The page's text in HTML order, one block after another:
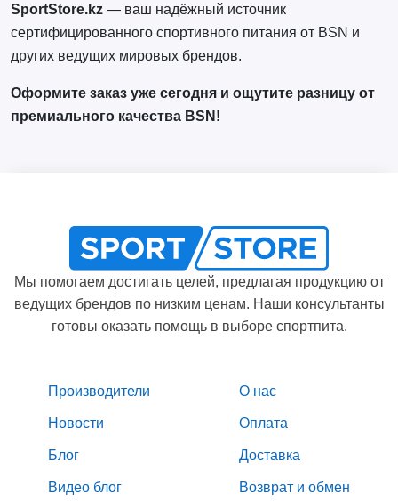
SportStore.kz— ваш надёжный источник
сертифицированного спортивного питания от BSN и
других ведущих мировых брендов.
Оформите заказ уже сегодня и ощутите разницу от
премиального качества BSN!
Мы помогаем достигать целей, предлагая продукцию от
ведущих брендов по низким ценам. Наши консультанты
готовы оказать помощь в выборе спортпита.
Производители
Новости
Блог
Видео блог
О нас
Оплата
Доставка
Возврат и обмен